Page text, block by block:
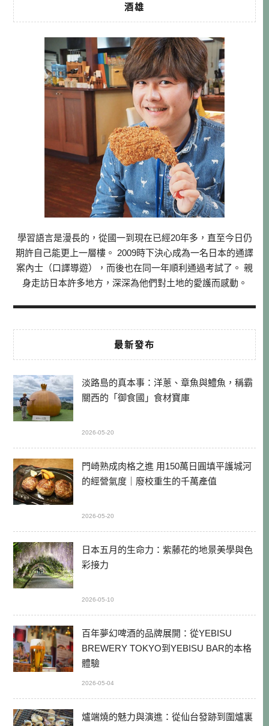
酒雄
學習語言是漫長的，從國一到現在已經20年多，直至今日仍
期許自己能更上一層樓。 2009時下決心成為一名日本的通譯
案內士（口譯導遊），而後也在同一年順利通過考試了。 親
身走訪日本許多地方，深深為他們對土地的愛護而感動。
最新發布
淡路島的真本事：洋蔥、章魚與鱧魚，稱霸
關西的「御食國」食材寶庫
2026-05-20
門崎熟成肉格之進 用150萬日圓填平護城河
的經營氣度｜廢校重生的千萬產值
2026-05-20
日本五月的生命力：紫藤花的地景美學與色
彩接力
2026-05-10
百年夢幻啤酒的品牌展開：從YEBISU
BREWERY TOKYO到YEBISU BAR的本格
體驗
2026-05-04
爐端燒的魅力與演進：從仙台發跡到圍爐裏